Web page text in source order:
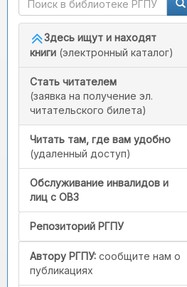
Здесь ищут и находят
книги (электронный каталог)
Стать читателем
(заявка на получение эл.
читательского билета)
Читать там, где вам удобно
(удаленный доступ)
Обслуживание инвалидов и
лиц с ОВЗ
Репозиторий РГПУ
Автору РГПУ: сообщите нам о
публикациях